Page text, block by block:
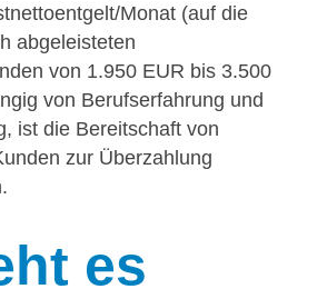
Monat (auf die
abgeleisteten
von 1.950 EUR bis 3.500
von Berufserfahrung und
ist die Bereitschaft von
zur Überzahlung
es